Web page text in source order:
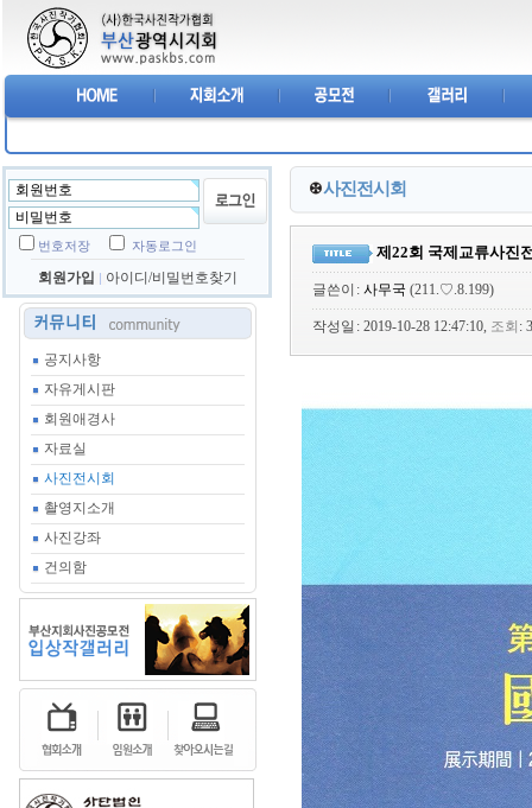
번호저장 자동로그인
회원가입 아이디/비밀번호찾기
공지사항
자유게시판
회원애경사
자료실
사진전시회
촬영지소개
사진강좌
건의함
사진전시회
제22회 국제교류사진
글쓴이 : 사무국 (211.♡.8.199)
작성일 : 2019-10-28 12:47:10, 조회 :